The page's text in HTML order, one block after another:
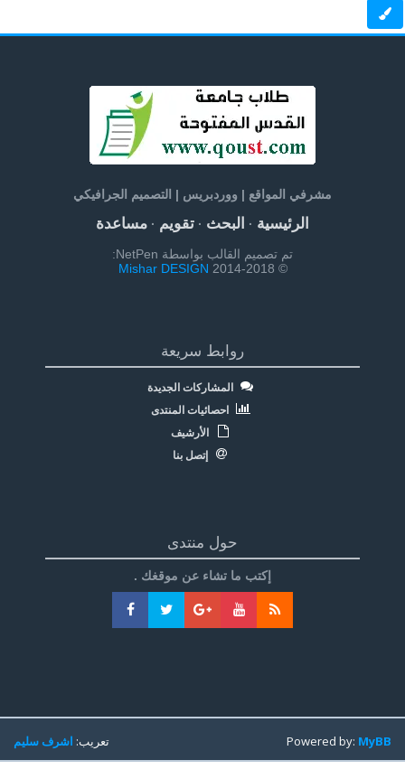
مشرفي المواقع | ووردبريس | التصميم الجرافيكي
الرئيسية· البحث· تقويم· مساعدة
تم تصميم القالب بواسطة NetPen:
© 2014-2018
Mishar DESIGN
روابط سريعة
المشاركات الجديدة
احصائيات المنتدى
الأرشيف
إتصل بنا
حول منتدى
إكتب ما تشاء عن موقغك .
تعريب:اشرف سليم Powered by:MyBB